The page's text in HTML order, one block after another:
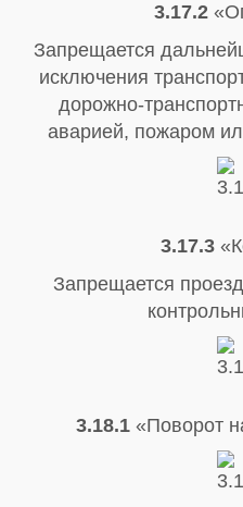
3.17.2
Запрещается
исключения
дорожно-
аварией, пожаром
3.17.3
Запрещается
3.18.1«Поворот